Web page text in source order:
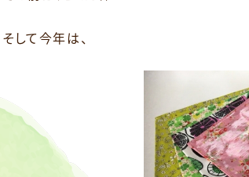
そして今年は、